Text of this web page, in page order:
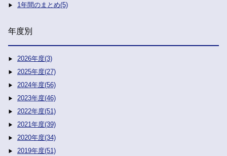
1年間のまとめ(5)
年度別
2026年度(3)
2025年度(27)
2024年度(56)
2023年度(46)
2022年度(51)
2021年度(39)
2020年度(34)
2019年度(51)